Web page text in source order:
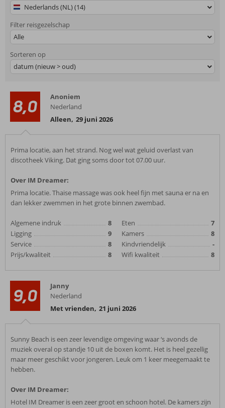
Nederlands (NL) (14)
Filter reisgezelschap
Alle
Sorteren op
datum (nieuw > oud)
8,0
Anoniem
Nederland
Alleen, 29 juni 2026
Prima locatie, aan het strand. Nog wel wat geluid overlast van
discotheek Viking. Dat ging soms door tot 07.00 uur.
Over IM Dreamer:
Prima locatie. Thaise massage was ook heel fijn met sauna er na en
dan lekker zwemmen in het grote binnen zwembad.
Algemene indruk
8
Ligging
9
Service
8
Prijs/kwaliteit
8
Eten
7
Kamers
8
Kindvriendelijk
-
Wifi kwaliteit
8
9,0
Janny
Nederland
Met vrienden, 21 juni 2026
Sunny Beach is een zeer levendige omgeving waar ‘s avonds de
muziek overal op standje 10 uit de boxen komt. Het is heel gezellig
maar meer geschikt voor jongeren. Leuk om 1 keer meegemaakt te
hebben.
Over IM Dreamer:
Hotel IM Dreamer is een zeer groot en schoon hotel. De kamers zijn